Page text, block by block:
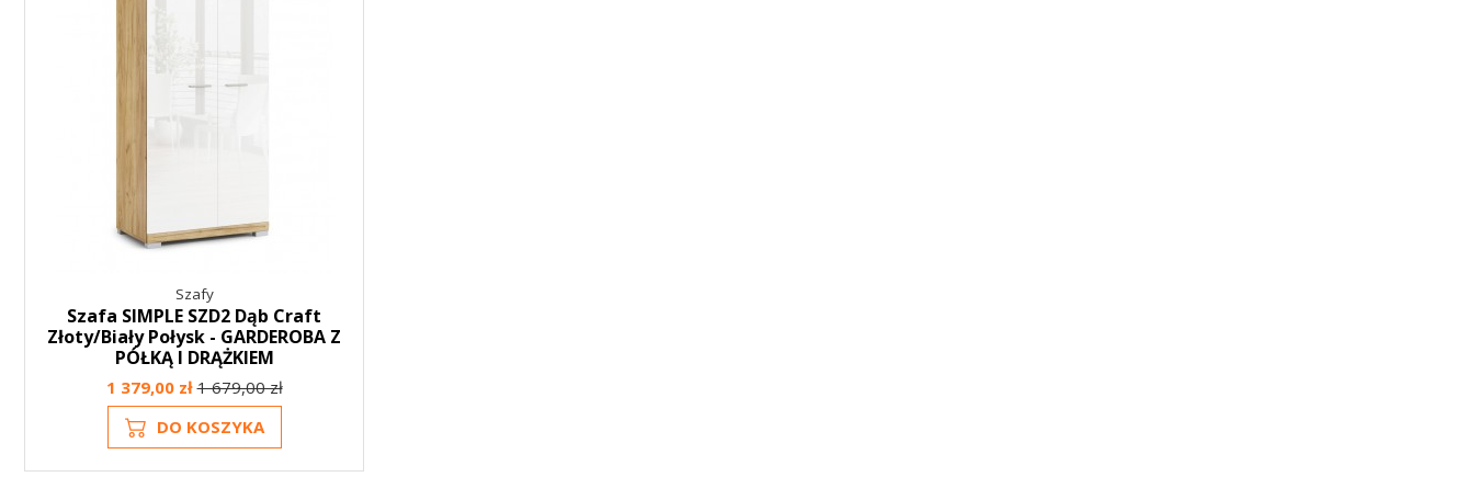
Szafy
Szafa SIMPLE SZD2 Dąb Craft
Złoty/Biały Połysk - GARDEROBA Z
PÓŁKĄ I DRĄŻKIEM
1 379,00 zł1 679,00 zł
DO KOSZYKA